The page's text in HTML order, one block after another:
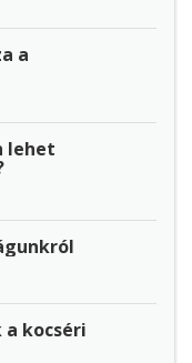
a
lehet
a kocséri